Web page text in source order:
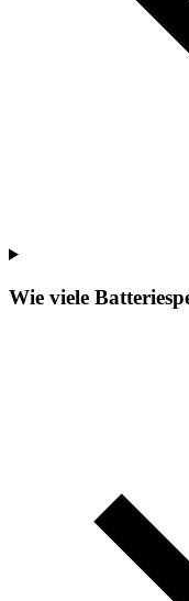
Wie viele